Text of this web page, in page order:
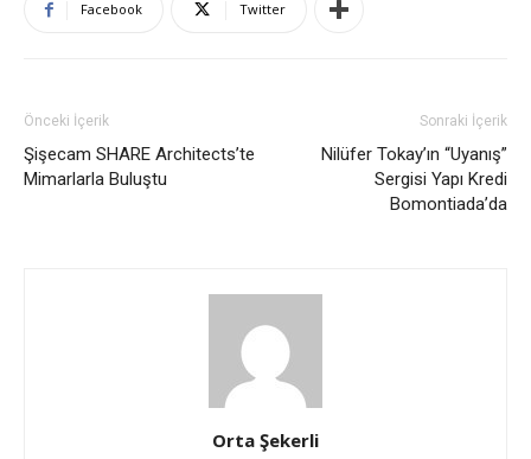
Facebook Twitter
Önceki İçerik
Şişecam SHARE Architects’te
Mimarlarla Buluştu
Sonraki İçerik
Nilüfer Tokay’ın “Uyanış”
Sergisi Yapı Kredi
Bomontiada’da
Orta Şekerli